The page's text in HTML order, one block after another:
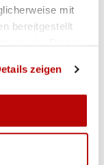
mit
bereitgestellt
zeigen